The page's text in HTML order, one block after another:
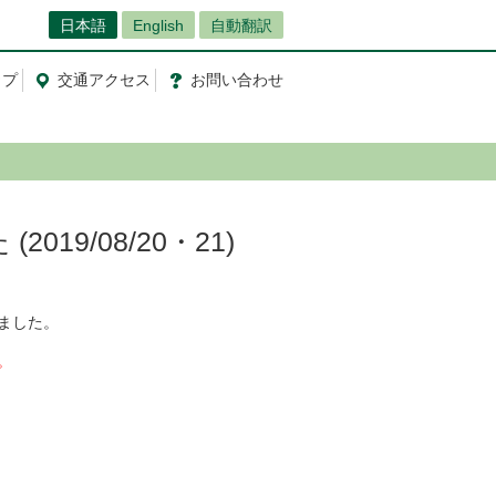
日本語 English 自動翻訳
交通アクセス お問い合わせ
(2019/08/20・21)
した。